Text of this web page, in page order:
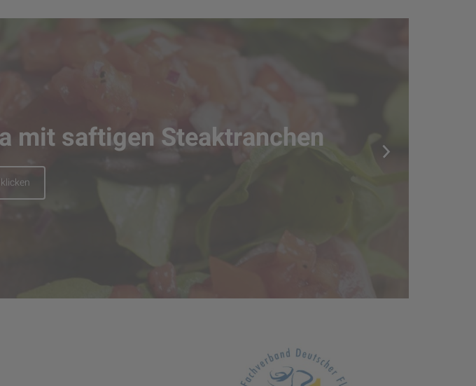
mit saftigen Steaktranchen